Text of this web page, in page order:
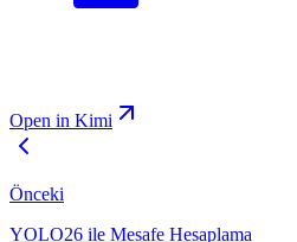
Open in Kimi
Önceki
YOLO26 ile Mesafe Hesaplama